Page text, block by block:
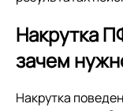
Накрутка
зачем
Накрутка